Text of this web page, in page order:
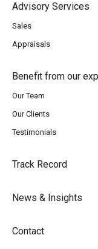
Advisory Services
Sales
Appraisals
Benefit from our
Our Team
Our Clients
Testimonials
Track Record
News & Insights
Contact